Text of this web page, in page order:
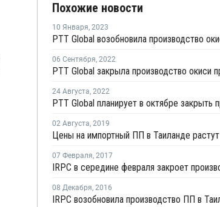
Похожие новости
10 Января, 2023
06 Сентября, 2022
24 Августа, 2022
02 Августа, 2019
Цены на импортный ПП в Таиланде растут
07 Февраля, 2017
08 Декабря, 2016